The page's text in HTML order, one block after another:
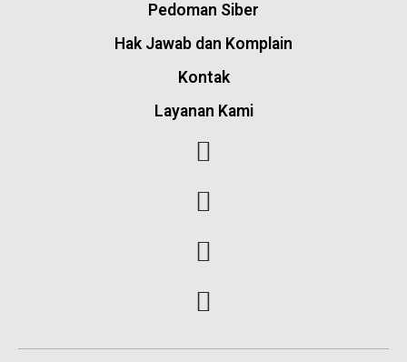
Pedoman Siber
Hak Jawab dan Komplain
Kontak
Layanan Kami